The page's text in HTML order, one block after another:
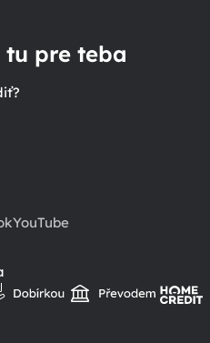
tu pre teba
YouTube